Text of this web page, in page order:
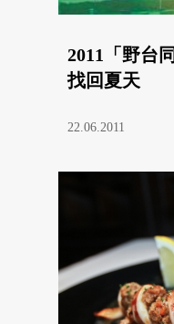
2011「野台
找回夏天
22.06.2011